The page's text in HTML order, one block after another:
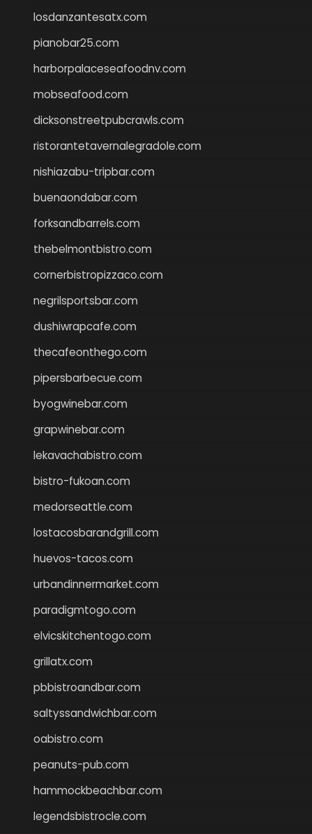
losdanzantesatx.com
pianobar25.com
harborpalaceseafoodnv.com
mobseafood.com
dicksonstreetpubcrawls.com
ristorantetavernalegradole.com
nishiazabu-tripbar.com
buenaondabar.com
forksandbarrels.com
thebelmontbistro.com
cornerbistropizzaco.com
negrilsportsbar.com
dushiwrapcafe.com
thecafeonthego.com
pipersbarbecue.com
byogwinebar.com
grapwinebar.com
lekavachabistro.com
bistro-fukoan.com
medorseattle.com
lostacosbarandgrill.com
huevos-tacos.com
urbandinnermarket.com
paradigmtogo.com
elvicskitchentogo.com
grillatx.com
pbbistroandbar.com
saltyssandwichbar.com
oabistro.com
peanuts-pub.com
hammockbeachbar.com
legendsbistrocle.com